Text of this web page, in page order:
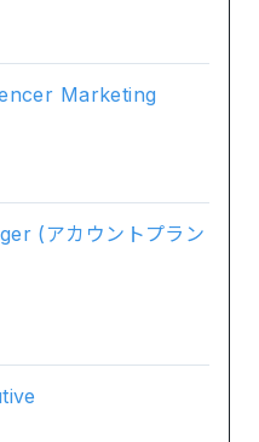
Marketing
(アカウントプラン